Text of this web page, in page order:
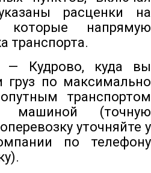
расценки на
которые напрямую
транспорта.
— Кудрово, куда вы
груз по максимально
транспортом
машиной (точную
уточняйте у
по телефону